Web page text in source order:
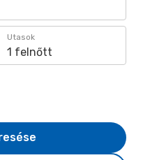
Utasok
1 felnőtt